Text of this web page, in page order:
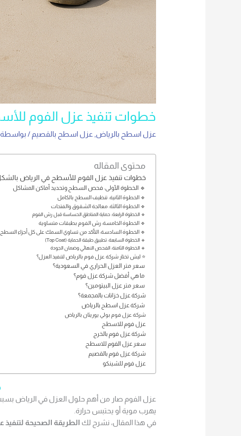
خطوات تنفيذ عزل الفوم
عزل اسطح بالرياض عزل اسطح بالقصيم / بواسطة
محتوى المقاله
خطوات تنفيذ عزل الفوم للأسطح في الرياض
🔹 الخطوة الأولى: فحص السطح وتحديد أماكن المشاكل
🔹 الخطوة الثانية: تنظيف السطح بالكامل
🔹 الخطوة الثالثة: معالجة الشقوق والفتحات
🔹 الخطوة الرابعة: حماية المناطق الحساسة قبل رش الفوم
🔹 الخطوة الخامسة: رش الفوم بطبقات متساوية
🔹 الخطوة السادسة: التأكد من تساوي السمك على كل أجزاء السطح
🔹 الخطوة السابعة: تطبيق طبقة الحماية (Top Coat)
🔹 الخطوة الثامنة: الفحص النهائي وضمان الجودة
⭐ ليش تختار شركة عزل فوم بالرياض لتنفيذ العزل؟
سعر متر العزل الحراري في السعودية؟
ما هي أفضل شركة عزل فوم؟
سعر متر عزل البيتومين؟
شركة عزل خزانات بالمجمعة؟
شركة عزل اسطح بالرياض
شركة عزل فوم بولي يوريثان بالرياض
عزل فوم للاسطح
شركة عزل فوم بالخرج
سعر عزل الفوم للاسطح
شركة عزل فوم بالقصيم
عزل فوم للشينكو
عزل الفوم صار من أهم حلول العزل في الرياض
يهرب موية أو يحتبس حرارة.
في هذا المقال، نشرح لك الطريقة الصحيحة لتنفيذ